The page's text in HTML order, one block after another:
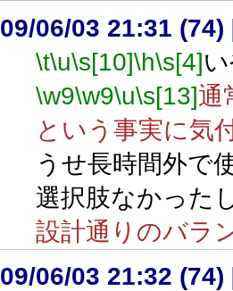
09/06/03 21:31 (74)
\t\u\s[10]\h\s[4]
\w9\w9\u\s[13]通
という事実に気
うせ長時間外で
選択肢なかった
設計通りのバラ
09/06/03 21:32 (74)